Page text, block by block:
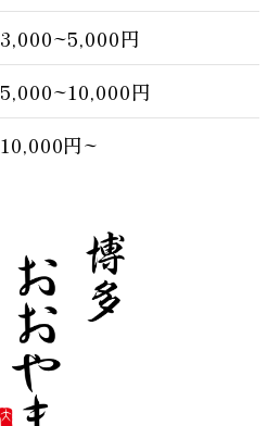
3,000~5,000円
5,000~10,000円
10,000円~